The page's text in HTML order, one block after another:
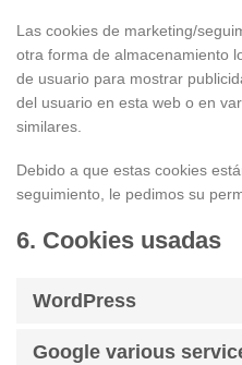
Las cookies de marketing/
otra forma de almacenamiento
de usuario para mostrar
del usuario en esta web o en
similares.
Debido a que estas cookies
seguimiento, le pedimos su
6. Cookies usadas
WordPress
Google various